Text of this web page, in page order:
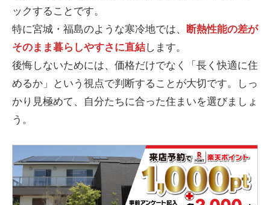
ックすることです。
特に宮城・福島のような寒冷地では、
断熱性能の差が
そのまま暮らしやすさに直結します。
後悔しないためには、価格だけでなく「長く快適に住
めるか」という視点で判断することが大切です。しっ
かり見極めて、自分たちに合った住まいを選びましょ
う。